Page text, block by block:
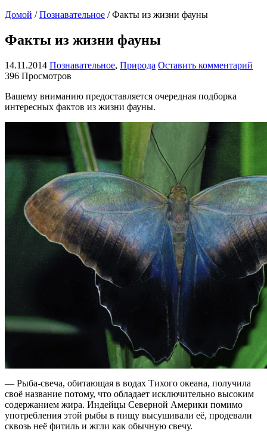
Домой / Познавательное / Факты из жизни фауны
Факты из жизни фауны
14.11.2014 Познавательное, Природа Оставить комментарий
396 Просмотров
Вашему вниманию предоставляется очередная подборка
интересных фактов из жизни фауны.
— Рыба-свеча, обитающая в водах Тихого океана, получила
своё название потому, что обладает исключительно высоким
содержанием жира. Индейцы Северной Америки помимо
употребления этой рыбы в пищу высушивали её, продевали
сквозь неё фитиль и жгли как обычную свечу.